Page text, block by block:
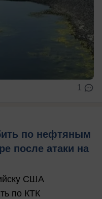
1
по нефтяным
после атаки на
США
по КТК